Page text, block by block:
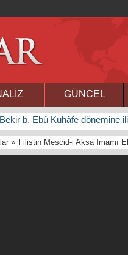
GÜNCEL
b. Ebû Kuhâfe dönemine
» Filistin Mescid-i Aksa Imamı